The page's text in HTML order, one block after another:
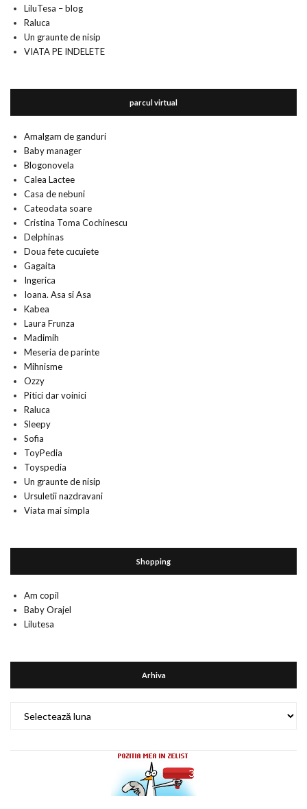
LiluTesa – blog
Raluca
Un graunte de nisip
VIATA PE INDELETE
parcul virtual
Amalgam de ganduri
Baby manager
Blogonovela
Calea Lactee
Casa de nebuni
Cateodata soare
Cristina Toma Cochinescu
Delphinas
Doua fete cucuiete
Gagaita
Ingerica
Ioana. Asa si Asa
Kabea
Laura Frunza
Madimih
Meseria de parinte
Mihnisme
Ozzy
Pitici dar voinici
Raluca
Sleepy
Sofia
ToyPedia
Toyspedia
Un graunte de nisip
Ursuletii nazdravani
Viata mai simpla
Shopping
Am copil
Baby Orajel
Lilutesa
Arhiva